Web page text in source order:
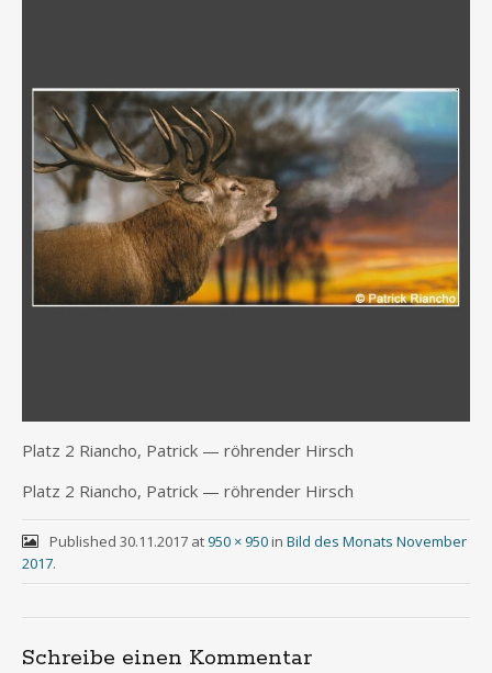
Platz 2 Riancho, Patrick — röh­ren­der Hirsch
Platz 2 Riancho, Patrick — röh­ren­der Hirsch
Published 30.11.2017at950 × 950in Bild des Monats November
2017.
Schreibe einen Kommentar